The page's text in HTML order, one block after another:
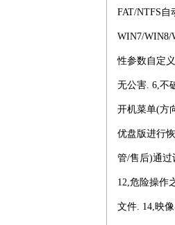
FAT/NTFS
WIN7/WIN8/
性参数自定
无公害. 6,不
开机菜单(方
优盘版进行
管/售后)通过
12,危险操作
文件. 14,映